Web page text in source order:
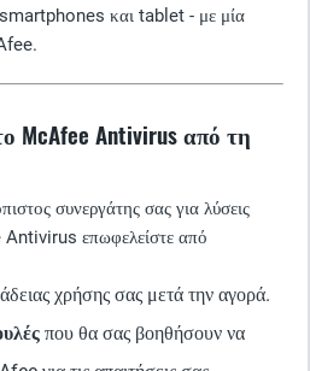
smartphones και tablet - με μία
McAfee Antivirus από τη
συνεργάτης σας για λύσεις
επωφελείστε από
άδειας χρήσης σας μετά την αγορά.
που θα σας βοηθήσουν να